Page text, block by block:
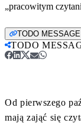
„pracowitym
TODO MESSAGE
TODO
Od pierwszego
mają zająć się